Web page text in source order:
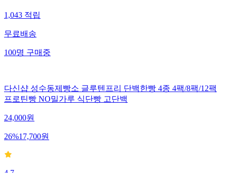
1,043적립
무료배송
100명구매중
다신샵 성수동제빵소 글루텐프리 단백한빵 4종 4팩/8팩/12팩
프로틴빵 NO밀가루 식단빵 고단백
24,000원
26%17,700원